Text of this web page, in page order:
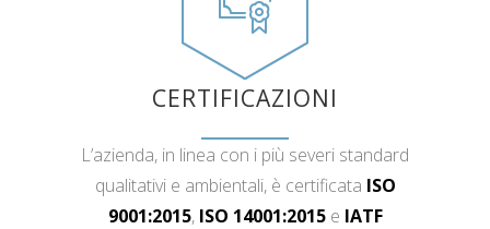
CERTIFICAZIONI
L’azienda, in linea con i più severi standard
qualitativi e ambientali, è certificata ISO
9001:2015, ISO 14001:2015e IATF